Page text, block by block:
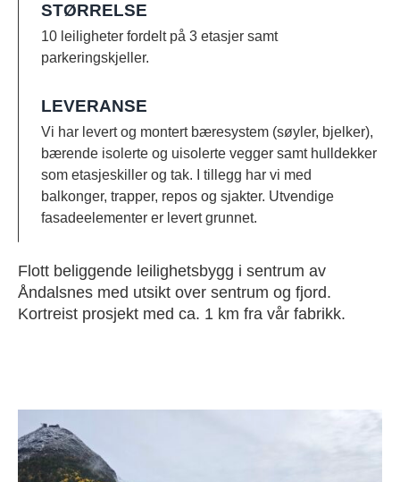
Flott beliggende leilighetsbygg i sentrum av
Åndalsnes med utsikt over sentrum og fjord.
Kortreist prosjekt med ca. 1 km fra vår fabrikk.
STØRRELSE
10 leiligheter fordelt på 3 etasjer samt
parkeringskjeller.
LEVERANSE
Vi har levert og montert bæresystem (søyler, bjelker),
bærende isolerte og uisolerte vegger samt hulldekker
som etasjeskiller og tak. I tillegg har vi med
balkonger, trapper, repos og sjakter. Utvendige
fasadeelementer er levert grunnet.